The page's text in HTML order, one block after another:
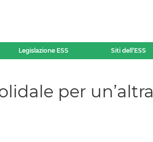
Legislazione ESS Siti dell’ESS
per un’altra